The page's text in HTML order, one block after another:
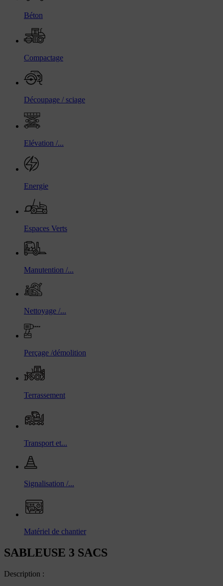
Béton
Compactage
Découpage / sciage
Elévation /...
Energie
Espaces Verts
Manutention /...
Nettoyage /...
Perçage /démolition
Terrassement
Transport et...
Signalisation /...
Matériel de chantier
SABLEUSE 3 SACS
Description :